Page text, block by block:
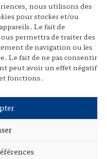
nous utilisons des
pour stocker et/ou
Le fait de
permettra de traiter des
de navigation ou les
Le fait de ne pas consentir
peut avoir un effet négatif
fonctions.
pénal de fond